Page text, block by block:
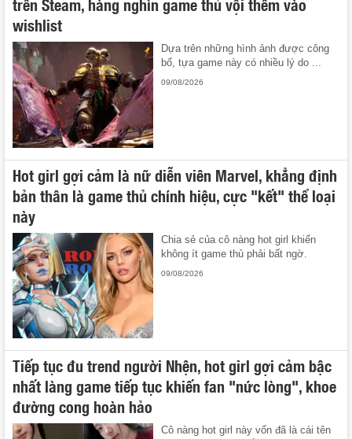
wishlist
Dựa trên những hình ảnh được công
bố, tựa game này có nhiều lý do ...
09/08/2026
Hot girl gợi cảm là nữ diễn viên Marvel, khẳng định
bản thân là game thủ chính hiệu, cực "kết" thể loại
này
Chia sẻ của cô nàng hot girl khiến
không ít game thủ phải bất ngờ.
09/08/2026
Tiếp tục đu trend người Nhện, hot girl gợi cảm bậc
nhất làng game tiếp tục khiến fan "nức lòng", khoe
đường cong hoàn hảo
Cô nàng hot girl này vốn đã là cái tên